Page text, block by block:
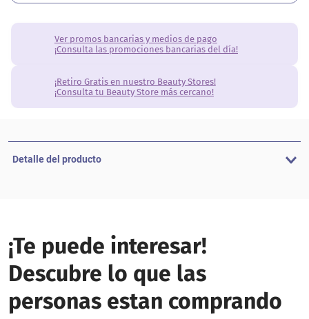
Ver promos bancarias y medios de pago
¡Consulta las promociones bancarias del día!
¡Retiro Gratis en nuestro Beauty Stores!
¡Consulta tu Beauty Store más cercano!
Detalle del producto
¡Te puede interesar!
Descubre lo que las
personas estan comprando